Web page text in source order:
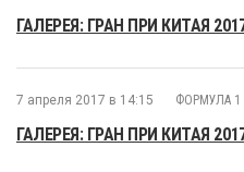
ГАЛЕРЕЯ: ГРАН ПРИ КИТАЯ
7 апреля 2017 в 14:15 ФОРМУЛА 1
ГАЛЕРЕЯ: ГРАН ПРИ КИТАЯ